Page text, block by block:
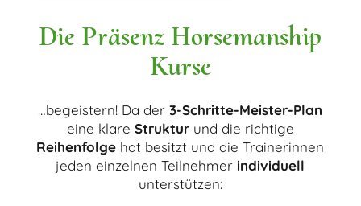
Die Präsenz Horsemanship
Kurse
…begeistern! Da der3-Schritte-Meister-Plan
eine klare Strukturund die richtige
Reihenfolge hat besitzt und die Trainerinnen
jeden einzelnen Teilnehmer individuell
unterstützen: